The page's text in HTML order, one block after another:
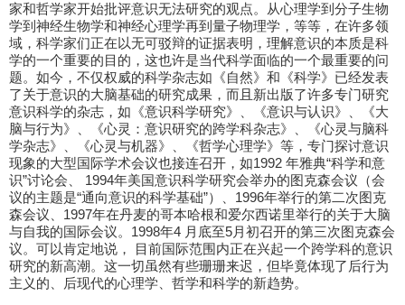
家和哲学家开始批评意识无法研究的观点。从心理学到分子生物
学到神经生物学和神经心理学再到量子物理学，等等，在许多领
域，科学家们正在以无可驳辩的证据表明，理解意识的本质是科
学的一个重要的目的，这也许是当代科学面临的一个最重要的问
题。如今，不仅权威的科学杂志如《自然》和《科学》已经发表
了关于意识的大脑基础的研究成果，而且新出版了许多专门研究
意识科学的杂志，如《意识科学研究》、《意识与认识》、《大
脑与行为》、《心灵：意识研究的跨学科杂志》、《心灵与脑科
学杂志》、《心灵与机器》、《哲学心理学》等，专门探讨意识
现象的大型国际学术会议也接连召开，如1992 年雅典“科学和意
识”讨论会、 1994年美国意识科学研究会举办的图克森会议（会
议的主题是“通向意识的科学基础”）、1996年举行的第二次图克
森会议、1997年在丹麦的哥本哈根和爱尔西诺里举行的关于大脑
与自我的国际会议。1998年4 月底至5月初召开的第三次图克森会
议。可以肯定地说， 目前国际范围内正在兴起一个跨学科的意识
研究的新高潮。这一切虽然有些珊珊来迟，但毕竟体现了后行为
主义的、后现代的心理学、哲学和科学的新趋势。